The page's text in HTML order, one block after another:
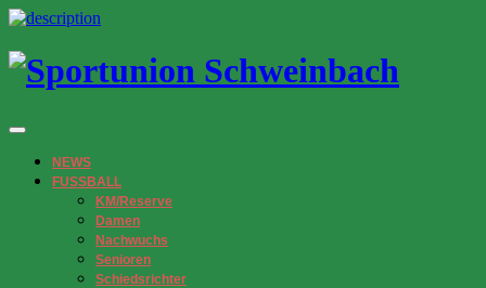
NEWS
FUSSBALL
KM/Reserve
Damen
Nachwuchs
Senioren
Schiedsrichter